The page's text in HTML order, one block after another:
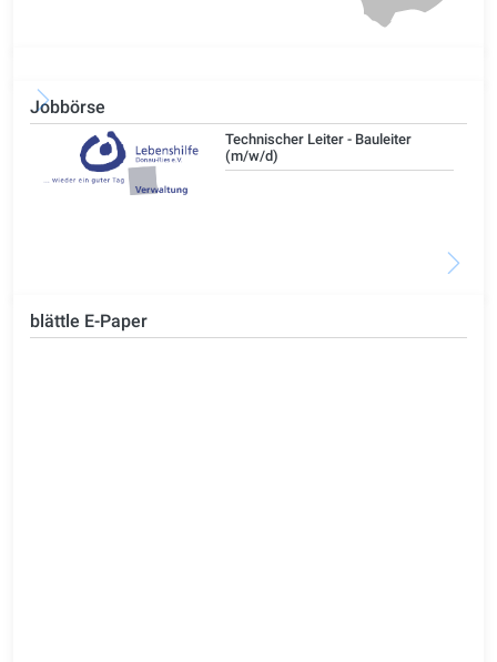
Jobbörse
Technischer Leiter - Bauleiter
(m/w/d)
blättle E-Paper